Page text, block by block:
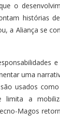
o
histórias
a Aliança se
uma
usados
limita a
Magos